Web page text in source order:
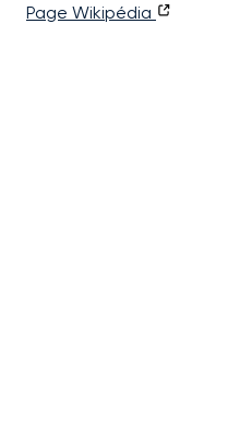
Page Wikipédia